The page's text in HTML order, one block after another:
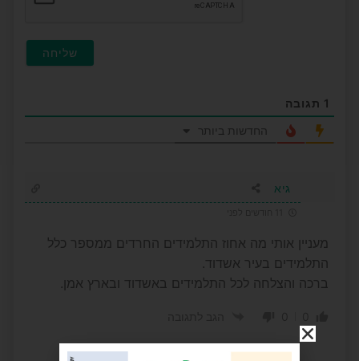
1 תגובה
החדשות ביותר
גיא
מעניין אותי מה אחוז התלמידים החרדים ממספר כלל
התלמידים בעיר אשדוד.
ברכה והצלחה לכל התלמידים באשדוד ובארץ אמן.